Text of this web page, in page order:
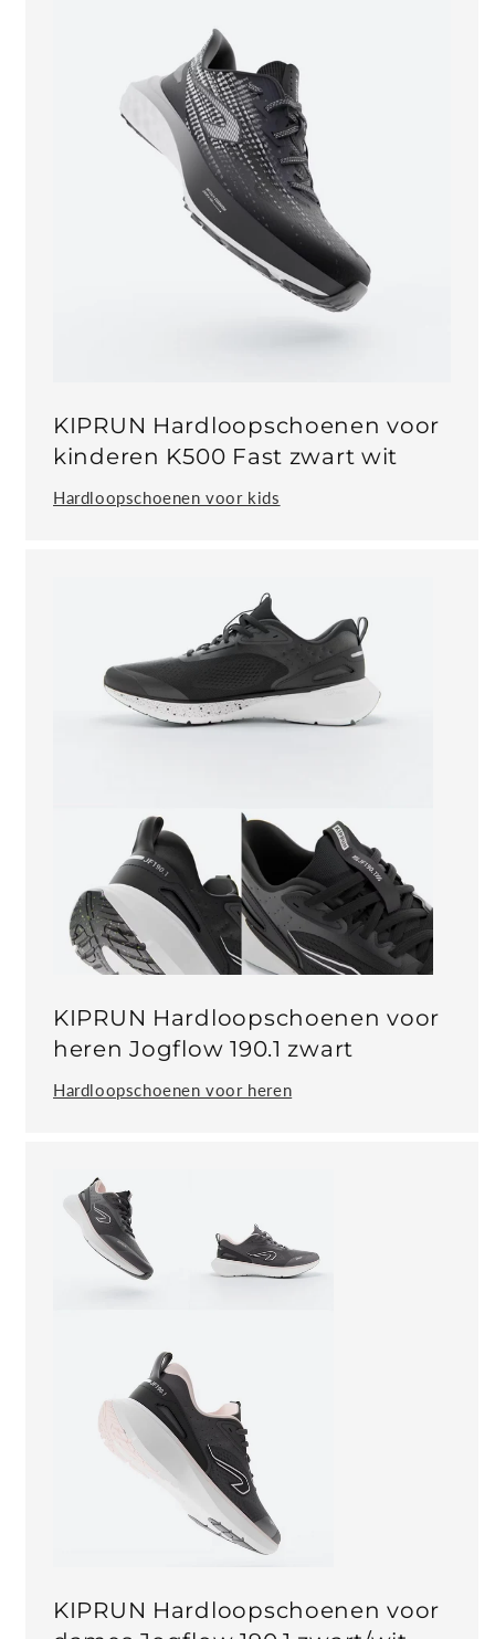
KIPRUN Hardloopschoenen voor
kinderen K500 Fast zwart wit
Hardloopschoenen voor kids
KIPRUN Hardloopschoenen voor
heren Jogflow 190.1 zwart
Hardloopschoenen voor heren
KIPRUN Hardloopschoenen voor